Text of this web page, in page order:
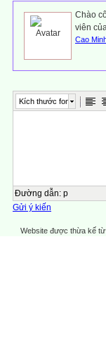
Chào
viên
Cao
Kích thước font
Đường dẫn: p
Gửi ý kiến
Website được thừa kế